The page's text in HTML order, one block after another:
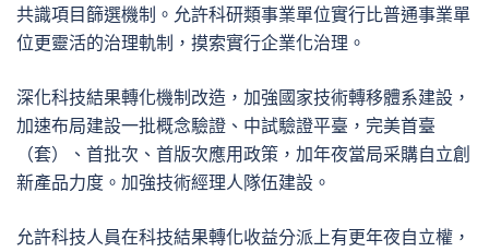
共識項目篩選機制。允許科研類事業單位實行比普通事業單
位更靈活的治理軌制，摸索實行企業化治理。
深化科技結果轉化機制改造，加強國家技術轉移體系建設，
加速布局建設一批概念驗證、中試驗證平臺，完美首臺
（套）、首批次、首版次應用政策，加年夜當局采購自立創
新產品力度。加強技術經理人隊伍建設。
允許科技人員在科技結果轉化收益分派上有更年夜自立權，